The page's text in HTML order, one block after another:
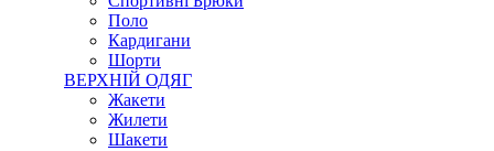
Поло
Кардигани
Шорти
ВЕРХНІЙ ОДЯГ
Жакети
Жилети
Шакети